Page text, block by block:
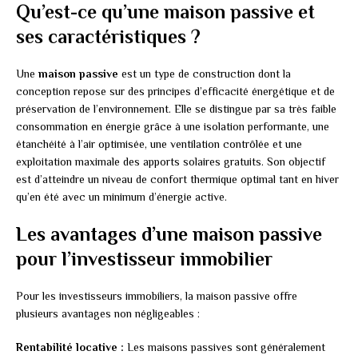
Qu’est-ce qu’une maison passive et
ses caractéristiques ?
Une maison passive est un type de construction dont la
conception repose sur des principes d’efficacité énergétique et de
préservation de l’environnement. Elle se distingue par sa très faible
consommation en énergie grâce à une isolation performante, une
étanchéité à l’air optimisée, une ventilation contrôlée et une
exploitation maximale des apports solaires gratuits. Son objectif
est d’atteindre un niveau de confort thermique optimal tant en hiver
qu’en été avec un minimum d’énergie active.
Les avantages d’une maison passive
pour l’investisseur immobilier
Pour les investisseurs immobiliers, la maison passive offre
plusieurs avantages non négligeables :
Rentabilité locative : Les maisons passives sont généralement